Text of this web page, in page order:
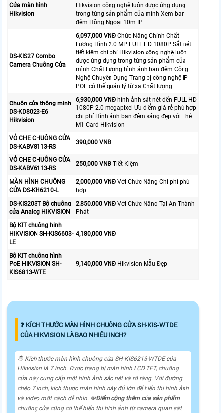
Cửa màn hình
Hikvision
Hikvision công nghệ luôn được ứng dụng
trong từng sản phẩm của mình Xem ban
đêm Hồng Ngoại 10m IP
DS-KIS27 Combo
Camera Chuông Cửa
6,097,000 VNĐ Chức Năng Chính Chất
Lượng Hình 2.0 MP FULL HD 1080P Sắt nét
tiết kiệm chi phí Hikvision công nghệ luôn
được ứng dụng trong từng sản phẩm của
mình Chất Lượng hình ảnh ban đêm Công
Nghệ Chuyên Dụng Trang bị công nghệ IP
POE có thể quản lý từ xa Chất lượng
Chuôn cửa thông minh
DS-KD8023-E6
Hikvision
6,930,000 VNĐ hình ảnh sắt nét đến FULL HD
1080P 2.0 megapixel Ưu điểm giá rẻ phù hợp
chi phí Hình ảnh ban đêm sáng đẹp với Thẻ
M1 Card Hikvision
VỎ CHE CHUÔNG CỬA
DS-KABV8113-RS
390,000 VNĐ
VỎ CHE CHUÔNG CỬA
DS-KABV6113-RS
250,000 VNĐ Tiết Kiệm
MÀN HÌNH CHUÔNG
CỬA DS-KH6210-L
2,000,000 VNĐ Với Chức Năng Chi phí phù
hợp
DS-KIS203T Bộ chuông
cửa Analog HIKVISION
2,850,000 VNĐ Với Chức Năng Tại An Thành
Phát
Bộ KIT chuông hinh
HIKVISION SH-KIS6603-
LE
4,180,000 VNĐ
Bộ KIT chuông hình
PoE HIKVISION SH-
KIS6813-WTE
9,140,000 VNĐ Hikvision Mẫu Đẹp
❓ KÍCH THƯỚC MÀN HÌNH CHUÔNG CỬA SH-KIS-WTDE
CỦA HIKVISION LÀ BAO NHIÊU INCH?
🤴 Kích thước màn hình chuông cửa SH-KIS6213-WTDE của
Hikvision là 7 inch. Được trang bị màn hình LCD TFT, chuông
cửa này cung cấp một hình ảnh sắc nét và rõ ràng. Với đường
chéo 7 inch, kích thước màn hình này đủ lớn để hiển thị hình ảnh
và video một cách dễ nhìn. ☫Điểm cộng thêm của sản phẩm
chuông cửa cũng có thể hiển thị hình ảnh từ camera quan sát